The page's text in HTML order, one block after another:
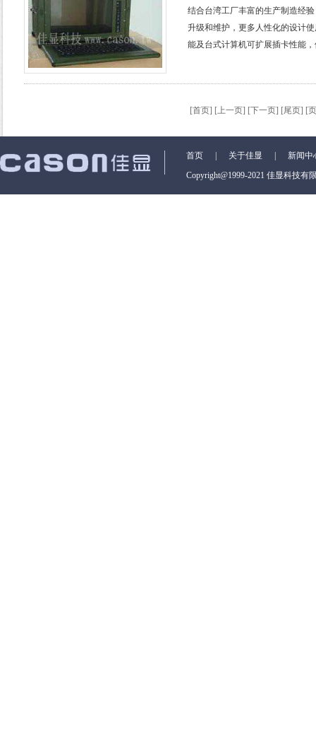
结合台湾工厂丰富的生产制造经
升级和维护，更多人性化的设计
能及台式计算机可扩展插卡性能
[首页] [上一页] [下一页] [尾页] [
首页 关于佳显
新闻中
Copyright@1999-2021 佳显科技